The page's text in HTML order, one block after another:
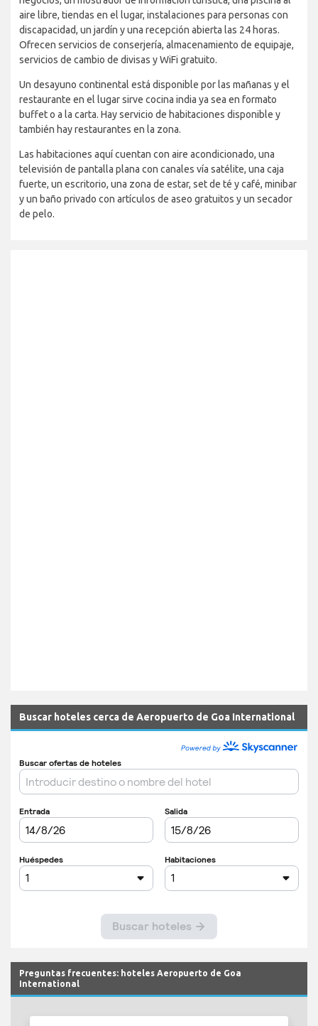
aire libre, tiendas en el lugar, instalaciones para personas con
discapacidad, un jardín y una recepción abierta las 24 horas.
Ofrecen servicios de conserjería, almacenamiento de equipaje,
servicios de cambio de divisas y WiFi gratuito.
Un desayuno continental está disponible por las mañanas y el
restaurante en el lugar sirve cocina india ya sea en formato
buffet o a la carta. Hay servicio de habitaciones disponible y
también hay restaurantes en la zona.
Las habitaciones aquí cuentan con aire acondicionado, una
televisión de pantalla plana con canales vía satélite, una caja
fuerte, un escritorio, una zona de estar, set de té y café, minibar
y un baño privado con artículos de aseo gratuitos y un secador
de pelo.
Buscar hoteles cerca de Aeropuerto de Goa International
Preguntas frecuentes: hoteles Aeropuerto de Goa
International